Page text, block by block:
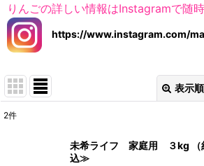
りんごの詳しい情報はInstagramで
https://www.instagram.com/
表示
2件
未希ライフ 家庭用 ３kg （
込≫